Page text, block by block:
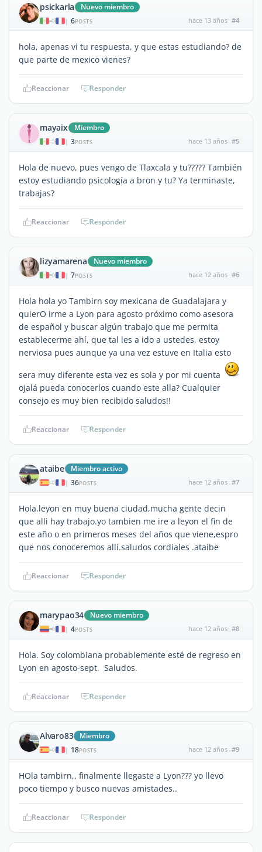
psickarla Nuevo miembro
| 6POSTS hace 13 años #4
hola, apenas vi tu respuesta, y que estas estudiando? de
que parte de mexico vienes?
Reaccionar Responder
mayaix Miembro
| 3POSTS hace 13 años #5
Hola de nuevo, pues vengo de Tlaxcala y tu????? También
estoy estudiando psicología a bron y tu? Ya terminaste,
trabajas?
Reaccionar Responder
lizyamarena Nuevo miembro
| 7POSTS hace 12 años #6
Hola hola yo Tambirn soy mexicana de Guadalajara y
quierO irme a Lyon para agosto próximo como asesora
de español y buscar algún trabajo que me permita
establecerme ahí, que tal les a ido a ustedes, estoy
nerviosa pues aunque ya una vez estuve en Italia esto
sera muy diferente esta vez es sola y por mi cuenta
ojalá pueda conocerlos cuando este alla? Cualquier
consejo es muy bien recibido saludos!!
Reaccionar Responder
ataibe Miembro activo
| 36POSTS hace 12 años #7
Hola.leyon en muy buena ciudad,mucha gente decin
que alli hay trabajo.yo tambien me ire a leyon el fin de
este año o en primeros meses del años que viene,espro
que nos conoceremos alli.saludos cordiales .ataibe
Reaccionar Responder
marypao34 Nuevo miembro
| 4POSTS hace 12 años #8
Hola. Soy colombiana probablemente esté de regreso en
Lyon en agosto-sept. Saludos.
Reaccionar Responder
Alvaro83 Miembro
| 18POSTS hace 12 años #9
HOla tambirn,, finalmente llegaste a Lyon??? yo llevo
poco tiempo y busco nuevas amistades..
Reaccionar Responder